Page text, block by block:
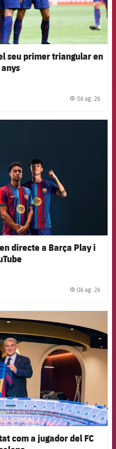
seu primer triangular en
06 ag. 26
directe a Barça Play i
06 ag. 26
com a jugador del FC